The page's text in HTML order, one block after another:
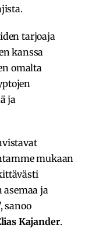
tarjoaja
kanssa
omalta
ja
mukaan
ja
sanoo
Kajander.